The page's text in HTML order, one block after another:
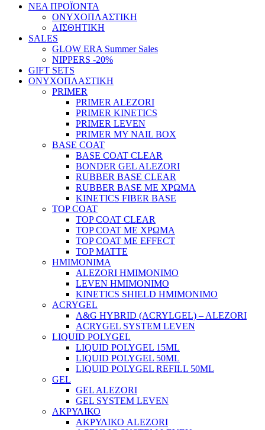
ΝΕΑ ΠΡΟΪΟΝΤΑ
ΟΝΥΧΟΠΛΑΣΤΙΚΗ
ΑΙΣΘΗΤΙΚΗ
SALES
GLOW ERA Summer Sales
NIPPERS -20%
GIFT SETS
ΟΝΥΧΟΠΛΑΣΤΙΚΗ
PRIMER
PRIMER ALEZORI
PRIMER KINETICS
PRIMER LEVEN
PRIMER MY NAIL BOX
BASE COAT
BASE COAT CLEAR
BONDER GEL ALEZORI
RUBBER BASE CLEAR
RUBBER BASE ΜΕ ΧΡΩΜΑ
KINETICS FIBER BASE
TOP COAT
TOP COAT CLEAR
TOP COAT ΜΕ ΧΡΩΜΑ
TOP COAT ΜΕ EFFECT
TOP MATTE
ΗΜΙΜΟΝΙΜΑ
ALEZORI ΗΜΙΜΟΝΙΜΟ
LEVEN ΗΜΙΜΟΝΙΜΟ
KINETICS SHIELD ΗΜΙΜΟΝΙΜΟ
ACRYGEL
A&G HYBRID (ACRYLGEL) – ALEZORI
ACRYGEL SYSTEM LEVEN
LIQUID POLYGEL
LIQUID POLYGEL 15ML
LIQUID POLYGEL 50ML
LIQUID POLYGEL REFILL 50ML
GEL
GEL ALEZORI
GEL SYSTEM LEVEN
ΑΚΡΥΛΙΚΟ
ΑΚΡΥΛΙΚΟ ALEZORI